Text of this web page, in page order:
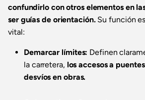
confundirlo con otros elementos en
ser guías de orientación.Su función
vital:
Demarcar límites: Definen
la carretera, los accesos a
desvíos en obras.